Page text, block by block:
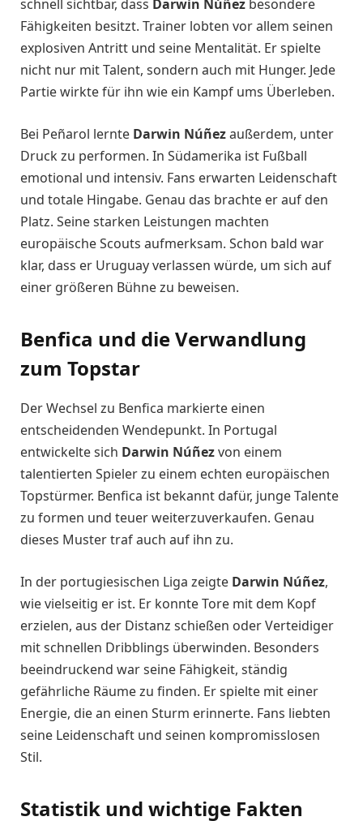
schnell sichtbar, dass Darwin Núñez besondere
Fähigkeiten besitzt. Trainer lobten vor allem seinen
explosiven Antritt und seine Mentalität. Er spielte
nicht nur mit Talent, sondern auch mit Hunger. Jede
Partie wirkte für ihn wie ein Kampf ums Überleben.
Bei Peñarol lernte Darwin Núñezaußerdem, unter
Druck zu performen. In Südamerika ist Fußball
emotional und intensiv. Fans erwarten Leidenschaft
und totale Hingabe. Genau das brachte er auf den
Platz. Seine starken Leistungen machten
europäische Scouts aufmerksam. Schon bald war
klar, dass er Uruguay verlassen würde, um sich auf
einer größeren Bühne zu beweisen.
Benfica und die Verwandlung
zum Topstar
Der Wechsel zu Benfica markierte einen
entscheidenden Wendepunkt. In Portugal
entwickelte sich Darwin Núñezvon einem
talentierten Spieler zu einem echten europäischen
Topstürmer. Benfica ist bekannt dafür, junge Talente
zu formen und teuer weiterzuverkaufen. Genau
dieses Muster traf auch auf ihn zu.
In der portugiesischen Liga zeigte Darwin Núñez,
wie vielseitig er ist. Er konnte Tore mit dem Kopf
erzielen, aus der Distanz schießen oder Verteidiger
mit schnellen Dribblings überwinden. Besonders
beeindruckend war seine Fähigkeit, ständig
gefährliche Räume zu finden. Er spielte mit einer
Energie, die an einen Sturm erinnerte. Fans liebten
seine Leidenschaft und seinen kompromisslosen
Stil.
Statistik und wichtige Fakten